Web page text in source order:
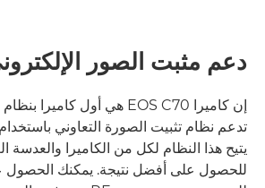
دعم مثبت الصور
يتيح هذا النظام لكل من الكاميرا والعدسة
للحصول على أفضل نتيجة. يمكنك الحصول